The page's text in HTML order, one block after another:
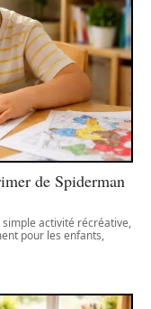
de Spiderman
activité récréative,
pour les enfants,